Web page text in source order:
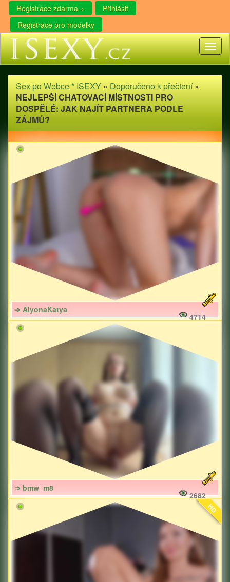
Registrace zdarma »
Přihlásit
Registrace pro modelky
Sex po Webce * ISEXY » Doporučeno k přečtení»
NEJLEPŠÍ CHATOVACÍ MÍSTNOSTI PRO
DOSPĚLÉ: JAK NAJÍT PARTNERA PODLE
ZÁJMŮ?
➩ AlyonaKatya
4714
➩ bmw_m8
2682
HD